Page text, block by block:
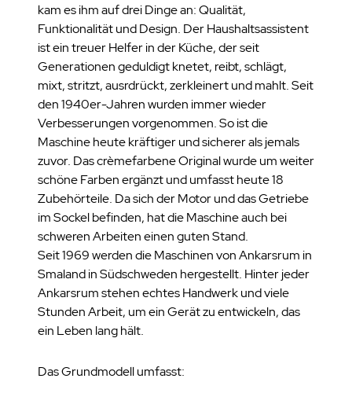
kam es ihm auf drei Dinge an: Qualität,
Funktionalität und Design. Der Haushaltsassistent
ist ein treuer Helfer in der Küche, der seit
Generationen geduldigt knetet, reibt, schlägt,
mixt, stritzt, ausrdrückt, zerkleinert und mahlt. Seit
den 1940er-Jahren wurden immer wieder
Verbesserungen vorgenommen. So ist die
Maschine heute kräftiger und sicherer als jemals
zuvor. Das crèmefarbene Original wurde um weiter
schöne Farben ergänzt und umfasst heute 18
Zubehörteile. Da sich der Motor und das Getriebe
im Sockel befinden, hat die Maschine auch bei
schweren Arbeiten einen guten Stand.
Seit 1969 werden die Maschinen von Ankarsrum in
Smaland in Südschweden hergestellt. Hinter jeder
Ankarsrum stehen echtes Handwerk und viele
Stunden Arbeit, um ein Gerät zu entwickeln, das
ein Leben lang hält.
Das Grundmodell umfasst: